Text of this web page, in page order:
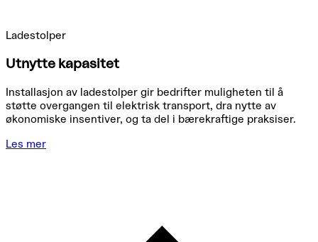
Ladestolper
Utnytte kapasitet
Installasjon av ladestolper gir bedrifter muligheten til å
støtte overgangen til elektrisk transport, dra nytte av
økonomiske insentiver, og ta del i bærekraftige praksiser.
Les mer